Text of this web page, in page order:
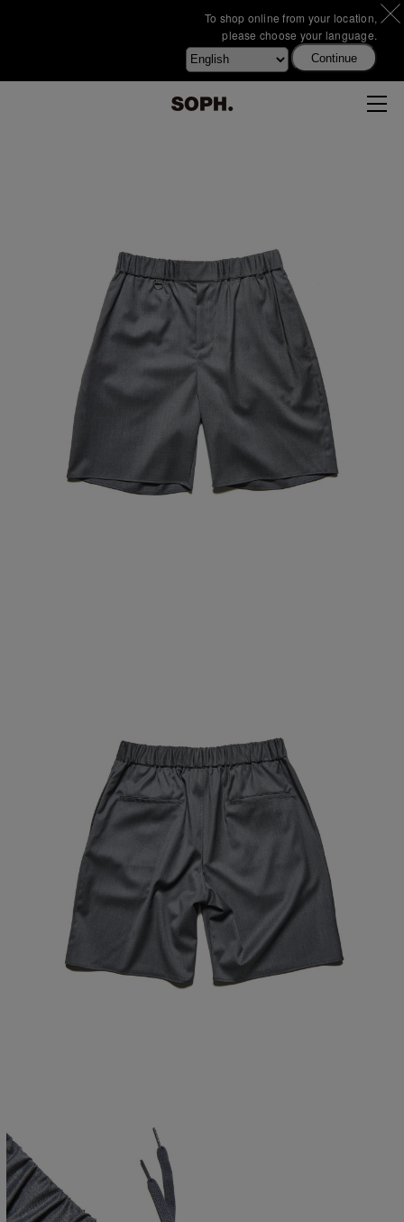
To shop online from your location,
please choose your language.
Continue